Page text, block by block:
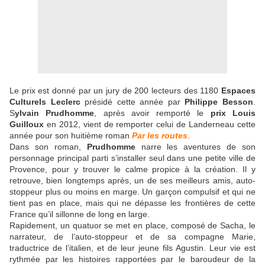
Le prix est donné par un jury de 200 lecteurs des 1180 Espaces
Culturels Leclercprésidé cette année par Philippe Besson
Sylvain Prudhomme , après avoir remporté le prix Louis
Guilloux en 2012, vient de remporter celui de Landerneau cette
année pour son huitième roman Par les routes
Dans son roman, Prudhommenarre les aventures de son
personnage principal parti s’installer seul dans une petite ville de
Provence, pour y trouver le calme propice à la création. Il y
retrouve, bien longtemps après, un de ses meilleurs amis, auto-
stoppeur plus ou moins en marge. Un garçon compulsif et qui ne
tient pas en place, mais qui ne dépasse les frontières de cette
France qu’il sillonne de long en large.
Rapidement, un quatuor se met en place, composé de Sacha, le
narrateur, de l’auto-stoppeur et de sa compagne Marie,
traductrice de l’italien, et de leur jeune fils Agustin. Leur vie est
rythmée par les histoires rapportées par le baroudeur de la